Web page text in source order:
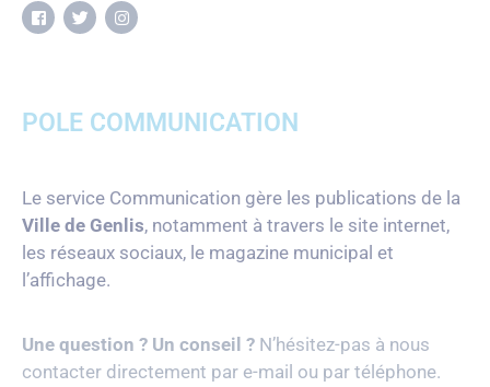
POLE COMMUNICATION
Le service Communication gère les publications de la
Ville de Genlis, notamment à travers le site internet,
les réseaux sociaux, le magazine municipal et
l’affichage.
Une question ? Un conseil ? N’hésitez-pas à nous
contacter directement par e-mail ou par téléphone.